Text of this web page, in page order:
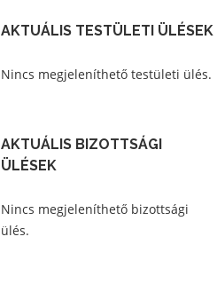
AKTUÁLIS TESTÜLETI ÜLÉSEK
Nincs megjeleníthető testületi ülés.
AKTUÁLIS BIZOTTSÁGI
ÜLÉSEK
Nincs megjeleníthető bizottsági
ülés.